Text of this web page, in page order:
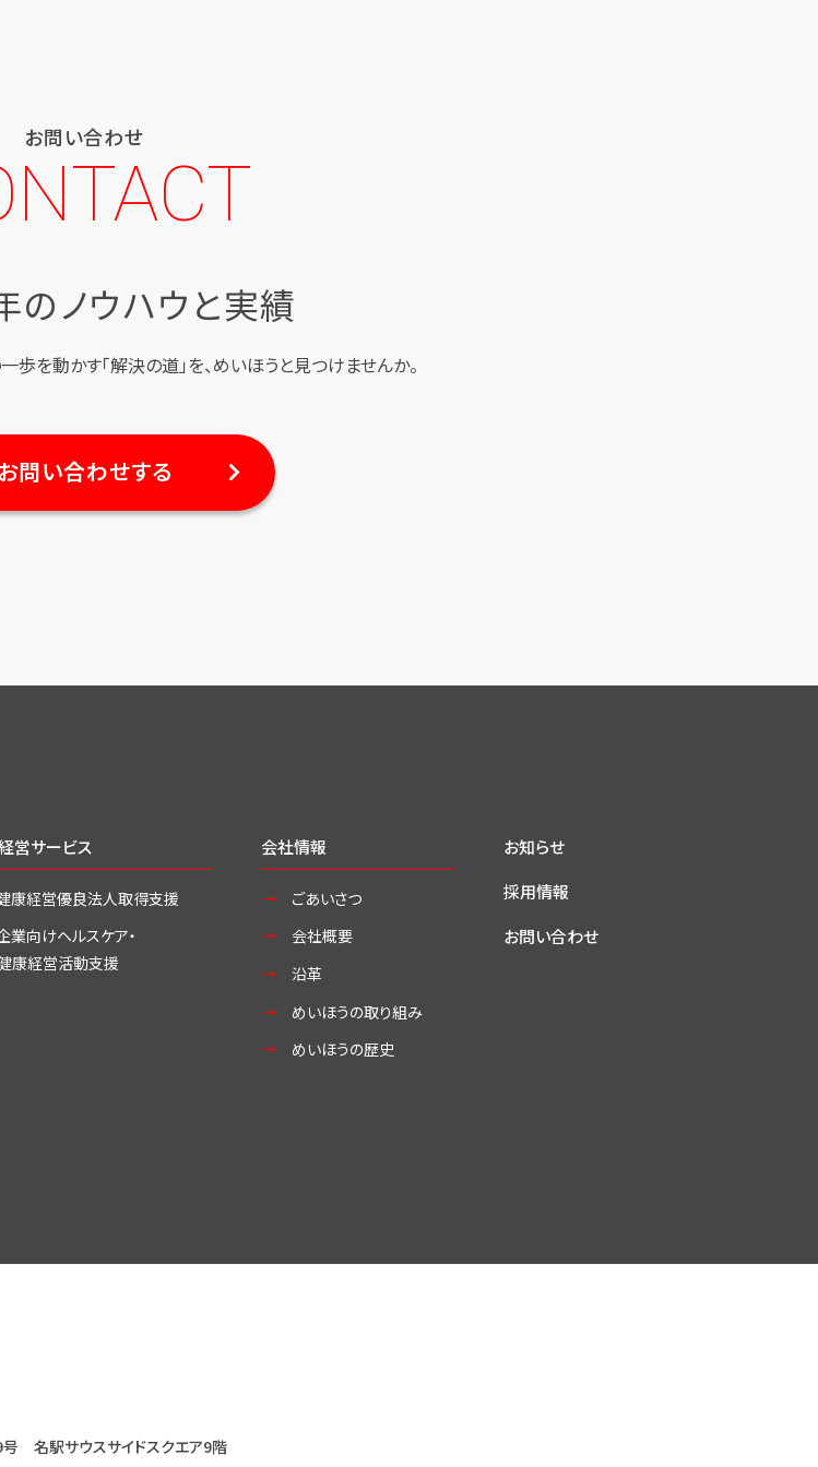
お問い合わせ
のノウハウと実績
歩を動かす「解決の道」を、めいほうと見つけませんか。
問い合わせする
営サービス
康経営優良法人取得支援
業向けヘルスケア・
康経営活動支援
会社情報
ごあいさつ
会社概要
沿革
めいほうの取り組み
めいほうの歴史
お知らせ
採用情報
お問い合わせ
号 名駅サウスサイドスクエア9階